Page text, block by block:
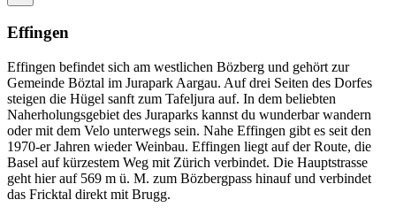
Effingen
Effingen befindet sich am westlichen Bözberg und gehört zur
Gemeinde Böztal im Jurapark Aargau. Auf drei Seiten des Dorfes
steigen die Hügel sanft zum Tafeljura auf. In dem beliebten
Naherholungsgebiet des Juraparks kannst du wunderbar wandern
oder mit dem Velo unterwegs sein. Nahe Effingen gibt es seit den
1970-er Jahren wieder Weinbau. Effingen liegt auf der Route, die
Basel auf kürzestem Weg mit Zürich verbindet. Die Hauptstrasse
geht hier auf 569 m ü. M. zum Bözbergpass hinauf und verbindet
das Fricktal direkt mit Brugg.